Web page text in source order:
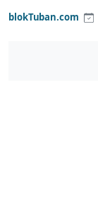
blokTuban.com